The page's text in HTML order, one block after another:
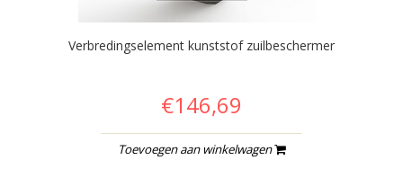
Verbredingselement kunststof zuilbeschermer
€146,69
Toevoegen aan winkelwagen